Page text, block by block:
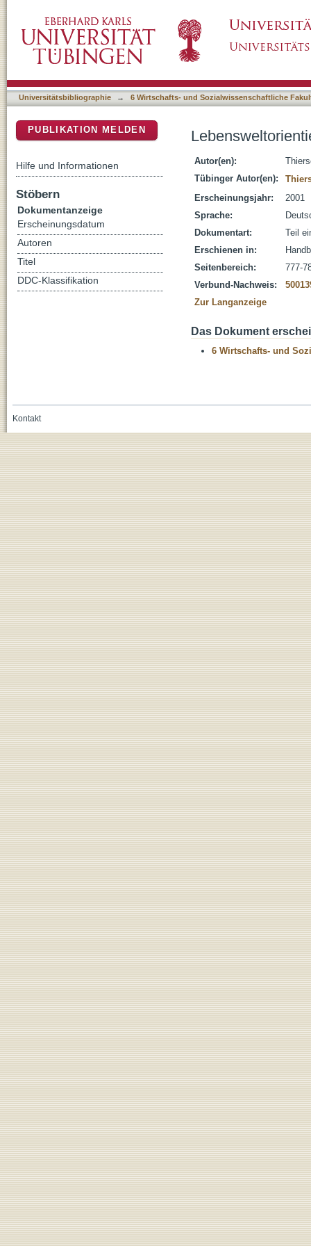
Universitätsbibliographie → 6 Wirtschafts- und Sozialwissenschaftliche
Autor(en):
Tübinger Autor(en):
Erscheinungsjahr:
2001
Sprache:
Dokumentart:
Teil
Erschienen in:
Seitenbereich:
777-
Verbund-Nachweis:
Zur Langanzeige
Das Dokument
6 Wirtschafts- und
PUBLIKATION MELDEN
Hilfe und Informationen
Stöbern
Dokumentanzeige
Erscheinungsdatum
Autoren
Titel
DDC-Klassifikation
Kontakt